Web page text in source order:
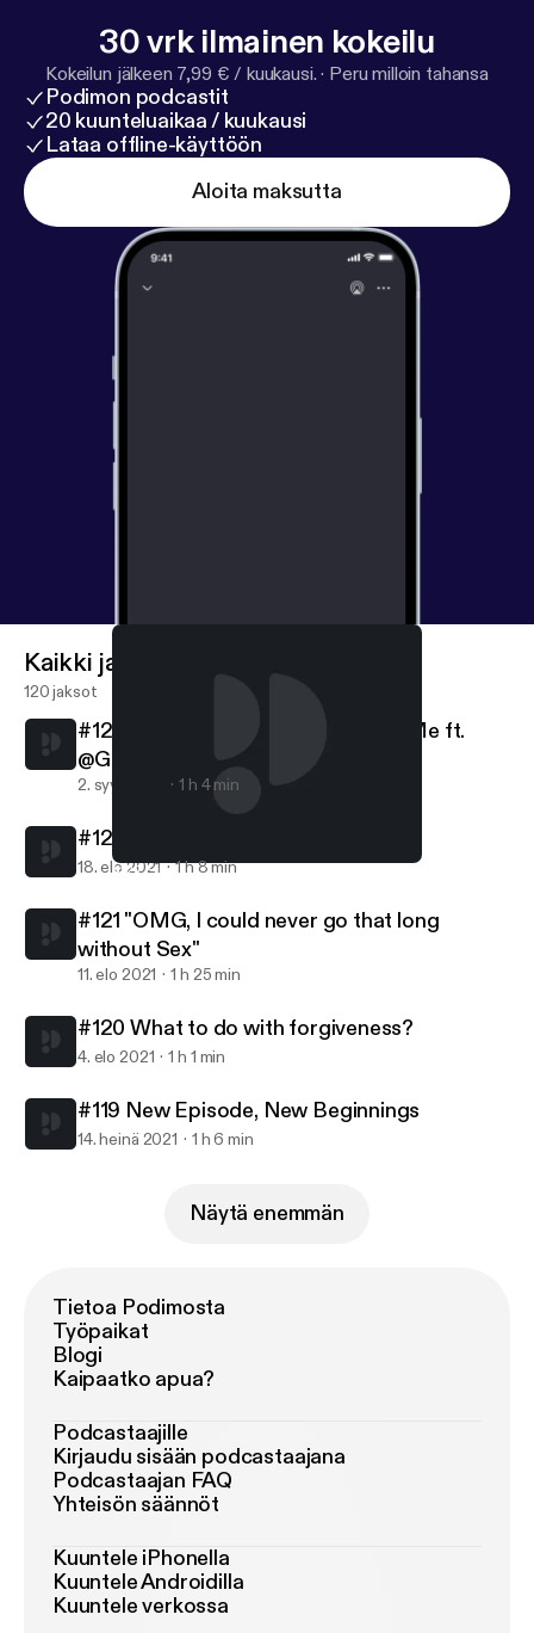
30 vrk ilmainen kokeilu
Kokeilun jälkeen 7,99 € / kuukausi. · Peru milloin tahansa
Podimon podcastit
20 kuunteluaikaa / kuukausi
Lataa offline-käyttöön
Aloita maksutta
#122 Friendships are Relationships
Kaikki jaksot
120 jaksot
#123 Embracing everything about Me ft.
@Gevonchai
2. syys 2021 1 h 4 min
#122 Friendships are Relationships
18. elo 2021 1 h 8 min
#121 "OMG, I could never go that long
without Sex"
11. elo 2021 1 h 25 min
#120 What to do with forgiveness?
4. elo 2021 1 h 1 min
#119 New Episode, New Beginnings
14. heinä 2021 1 h 6 min
Näytä enemmän
Tietoa Podimosta
Työpaikat
Blogi
Kaipaatko apua?
Podcastaajille
Kirjaudu sisään podcastaajana
Podcastaajan FAQ
Yhteisön säännöt
Kuuntele iPhonella
Kuuntele Androidilla
Kuuntele verkossa